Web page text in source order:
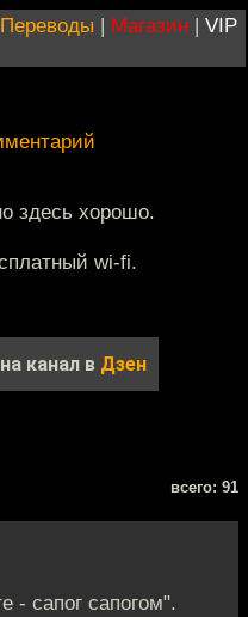
Переводы | Магазин | VIP
здесь хорошо.
wi-fi.
канал в Дзен
всего: 91
- сапог сапогом".